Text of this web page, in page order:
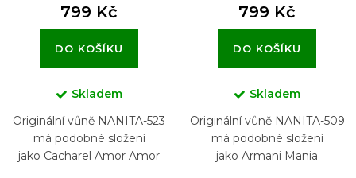
799 Kč
DO KOŠÍKU
Skladem
Originální vůně NANITA-523
má podobné složení
jako Cacharel Amor Amor
799 Kč
DO KOŠÍKU
Skladem
Originální vůně NANITA-509
má podobné složení
jako Armani Mania